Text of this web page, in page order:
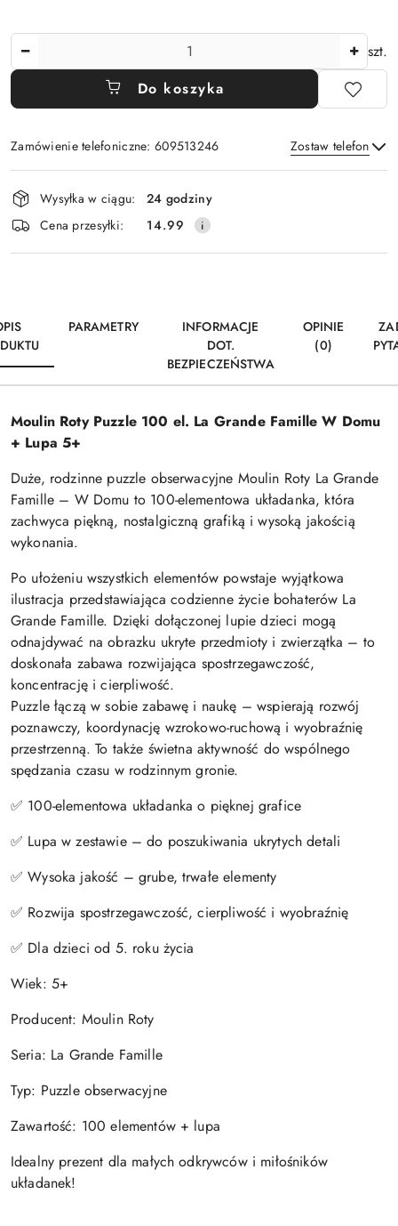
szt.
Do koszyka
Zamówienie telefoniczne: 609513246 Zostaw telefon
Wyślij
Dostępność
i
dostawa
Wysyłka w ciągu:
24 godziny
Cena przesyłki:
14.99
PARAMETRY
INFORMACJE
DOT.
BEZPIECZEŃSTWA
OPINIE
(0)
Moulin Roty Puzzle 100 el. La Grande Famille W Domu
+ Lupa 5+
Duże, rodzinne puzzle obserwacyjne Moulin Roty La Grande
Famille – W Domu to 100-elementowa układanka, która
zachwyca piękną, nostalgiczną grafiką i wysoką jakością
wykonania.
Po ułożeniu wszystkich elementów powstaje wyjątkowa
ilustracja przedstawiająca codzienne życie bohaterów La
Grande Famille. Dzięki dołączonej lupie dzieci mogą
odnajdywać na obrazku ukryte przedmioty i zwierzątka – to
doskonała zabawa rozwijająca spostrzegawczość,
koncentrację i cierpliwość.
Puzzle łączą w sobie zabawę i naukę – wspierają rozwój
poznawczy, koordynację wzrokowo-ruchową i wyobraźnię
przestrzenną. To także świetna aktywność do wspólnego
spędzania czasu w rodzinnym gronie.
✅ 100-elementowa układanka o pięknej grafice
✅ Lupa w zestawie – do poszukiwania ukrytych detali
✅ Wysoka jakość – grube, trwałe elementy
✅ Rozwija spostrzegawczość, cierpliwość i wyobraźnię
✅ Dla dzieci od 5. roku życia
Wiek: 5+
Producent: Moulin Roty
Seria: La Grande Famille
Typ: Puzzle obserwacyjne
Zawartość: 100 elementów + lupa
Idealny prezent dla małych odkrywców i miłośników
układanek!